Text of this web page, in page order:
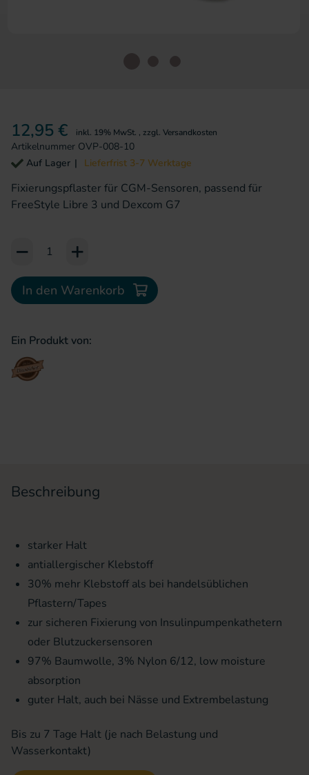
12,95 € inkl. 19% MwSt. , zzgl. Versandkosten
Artikelnummer OVP-008-10
Auf Lager
Lieferfrist 3-7 Werktage
Fixierungspflaster für CGM-Sensoren, passend für
FreeStyle Libre 3 und Dexcom G7
Add to Cart or Wish List
In den Warenkorb
Ein Produkt von:
Beschreibung
starker Halt
antiallergischer Klebstoff
30% mehr Klebstoff als bei handelsüblichen
Pflastern/Tapes
zur sicheren Fixierung von Insulinpumpenkathetern
oder Blutzuckersensoren
97% Baumwolle, 3% Nylon 6/12, low moisture
absorption
guter Halt, auch bei Nässe und Extrembelastung
Bis zu 7 Tage Halt (je nach Belastung und
Wasserkontakt)